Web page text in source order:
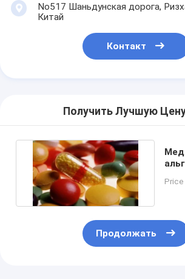
No517 Шаньдунская дорога,
Китай
Контакт
Получить Лучшую
Price
Продолжать